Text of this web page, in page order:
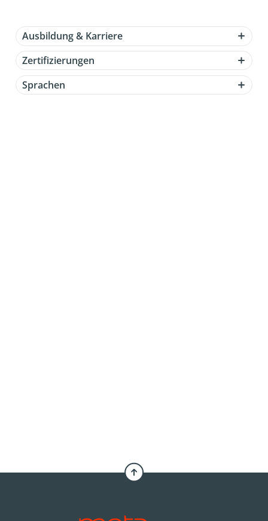
Ausbildung & Karriere
Zertifizierungen
Sprachen